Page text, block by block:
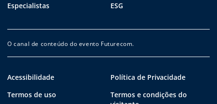
Especialistas ESG
O canal de conteúdo do evento Futurecom.
Acessibilidade
Política de Privacidade
Termos de uso
Termos e condições do